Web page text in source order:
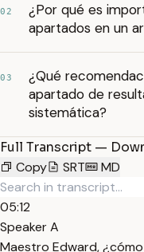
02
¿Por qué es
apartados en un
03
¿Qué
apartado de
sistemática?
Full Transcript —
Copy
SRT MD
05:12
Speaker A
Maestro Edward,